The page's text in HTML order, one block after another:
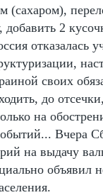
(сахаром),
2
отказалась
своих
до
на
Вчера
на выдачу
объявил